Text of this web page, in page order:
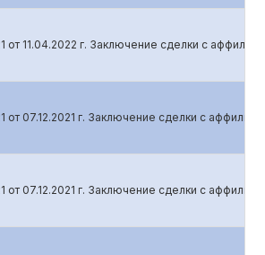
от 11.04.2022 г. Заключение сделки с
от 07.12.2021 г. Заключение сделки с
от 07.12.2021 г. Заключение сделки с